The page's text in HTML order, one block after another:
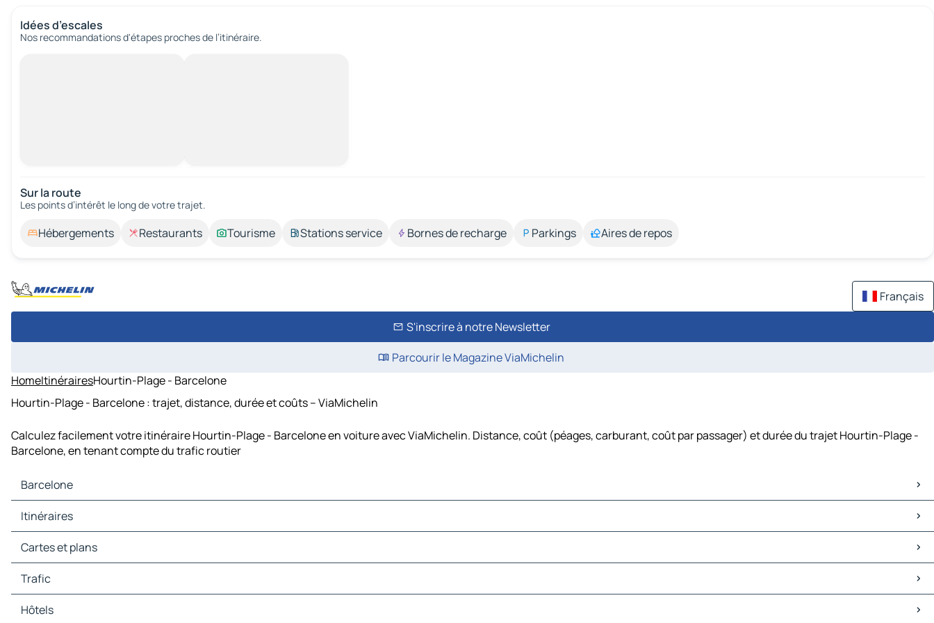
Idées d’escales
Nos recommandations d'étapes proches de l’itinéraire.
Sur la route
Les points d’intérêt le long de votre trajet.
Hébergements Restaurants Tourisme Stations service Bornes de recharge Parkings Aires de repos
Français
S'inscrire à notre Newsletter
Parcourir le Magazine ViaMichelin
HomeItinérairesHourtin-Plage - Barcelone
Hourtin-Plage - Barcelone : trajet, distance, durée et coûts – ViaMichelin
Calculez facilement votre itinéraire Hourtin-Plage - Barcelone en voiture avec ViaMichelin. Distance, coût (péages, carburant, coût par passager) et durée du trajet Hourtin-Plage -
Barcelone, en tenant compte du trafic routier
Barcelone
Barcelone Cartes et plans
Barcelone Trafic
Barcelone Hôtels
Barcelone Restaurants
Barcelone Stations-service
Itinéraires
Itinéraires Barcelone - Palma
Itinéraires Barcelone - L'Hospitalet de Llobregat
Itinéraires Barcelone - Badalona
Itinéraires Barcelone - Sabadell
Itinéraires Barcelone - Terrassa
Itinéraires Barcelone - Tarragone
Cartes et plans
Cartes et plans Palma
Cartes et plans L'Hospitalet de Llobregat
Cartes et plans Badalona
Cartes et plans Sabadell
Trafic
Trafic Palma
Trafic L'Hospitalet de Llobregat
Hôtels